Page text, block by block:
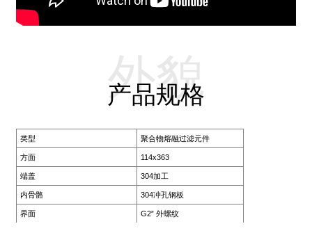
产品规格
外貌
类型 聚合物熔融过滤元件
方面 114x363
端盖 304加工
内骨骼 304冲孔钢板
界面 G2” 外螺纹